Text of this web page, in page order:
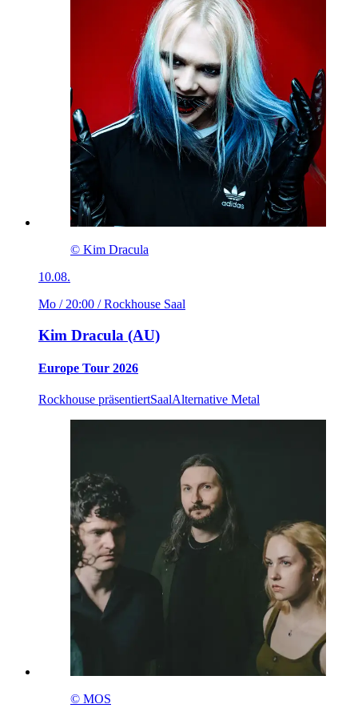
© Kim Dracula
10.08.
Mo / 20:00 / Rockhouse Saal
Kim Dracula (AU)
Europe Tour 2026
Rockhouse präsentiertSaalAlternative Metal
© MOS